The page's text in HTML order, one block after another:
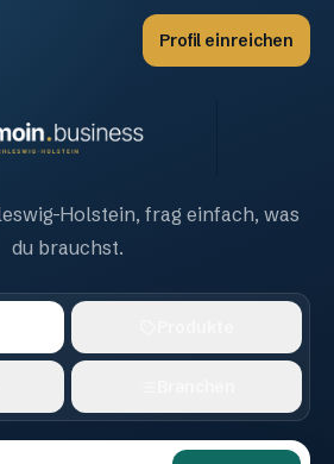
Profil einreichen
Holstein, frag einfach, was
du brauchst.